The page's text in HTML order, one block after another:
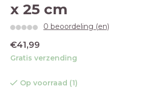
x 25 cm
0 beoordeling (en)
€41,99
Gratis verzending
Op voorraad (1)